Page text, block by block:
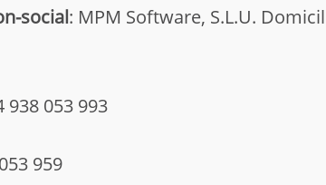
social: MPM Software, S.L.U.
938 053 993
959